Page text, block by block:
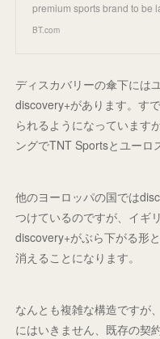
premium sports brand to be
BT.com
ディスカバリーの傘下には
discovery+があります。す
られるようになっています
ングでTNT Sportsとユーロ
他のヨーロッパの国では
つけているのですが、イギ
discovery+がぶら下がる形
消えることになります。
なんとも複雑な構造ですが
にはいきません、既存の契